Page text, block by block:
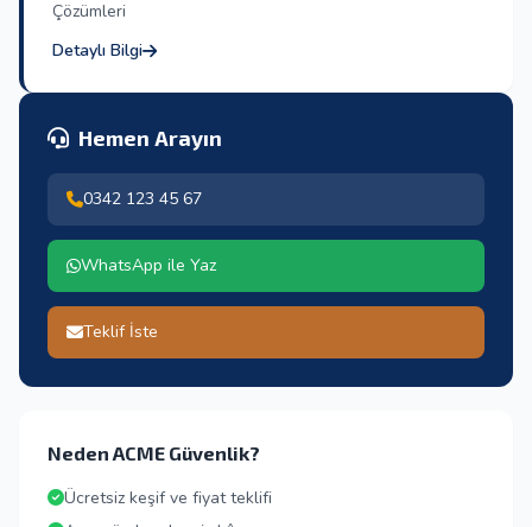
Çözümleri
Detaylı Bilgi
Hemen Arayın
0342 123 45 67
WhatsApp ile Yaz
Teklif İste
Neden ACME Güvenlik?
Ücretsiz keşif ve fiyat teklifi